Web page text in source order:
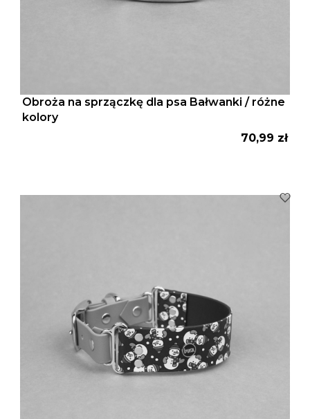
Obroża na sprzączkę dla psa Bałwanki / różne
kolory
Cena
70,99 zł